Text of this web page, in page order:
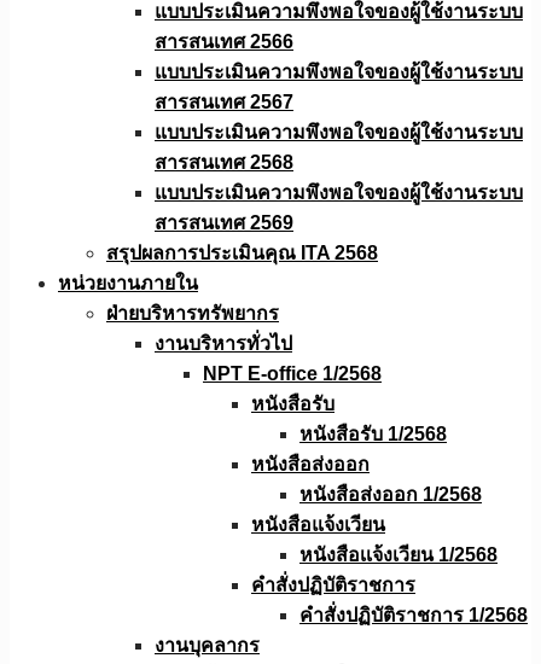
แบบประเมินความพึงพอใจของผู้ใช้งานระบบ
สารสนเทศ 2566
แบบประเมินความพึงพอใจของผู้ใช้งานระบบ
สารสนเทศ 2567
แบบประเมินความพึงพอใจของผู้ใช้งานระบบ
สารสนเทศ 2568
แบบประเมินความพึงพอใจของผู้ใช้งานระบบ
สารสนเทศ 2569
สรุปผลการประเมินคุณ ITA 2568
หน่วยงานภายใน
ฝ่ายบริหารทรัพยากร
งานบริหารทั่วไป
NPT E-office 1/2568
หนังสือรับ
หนังสือรับ 1/2568
หนังสือส่งออก
หนังสือส่งออก 1/2568
หนังสือแจ้งเวียน
หนังสือเเจ้งเวียน 1/2568
คำสั่งปฏิบัติราชการ
คำสั่งปฏิบัติราชการ 1/2568
งานบุคลากร